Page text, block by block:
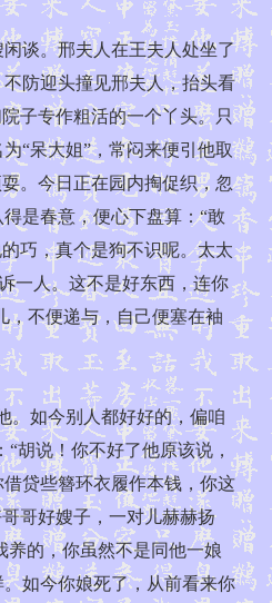
谈。邢夫人在王夫人处坐了
防迎头撞见邢夫人，抬头看
子专作粗活的一个丫头。只
“呆大姐”，常闷来便引他取
。今日正在园内掏促织，忽
是春意，便心下盘算：“敢
巧，真个是狗不识呢。太太
一人。这不是好东西，连你
，不便递与，自己便塞在袖
如今别人都好好的，偏咱
胡说！你不好了他原该说，
贷些簪环衣履作本钱，你这
哥好嫂子，一对儿赫赫扬
养的，你虽然不是同他一娘
如今你娘死了，从前看来你